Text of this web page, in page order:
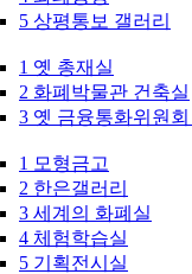
5 상평통보 갤러리
1 옛 총재실
2 화폐박물관 건축실
3 옛 금융통화위원
1 모형금고
2 한은갤러리
3 세계의 화폐실
4 체험학습실
5 기획전시실